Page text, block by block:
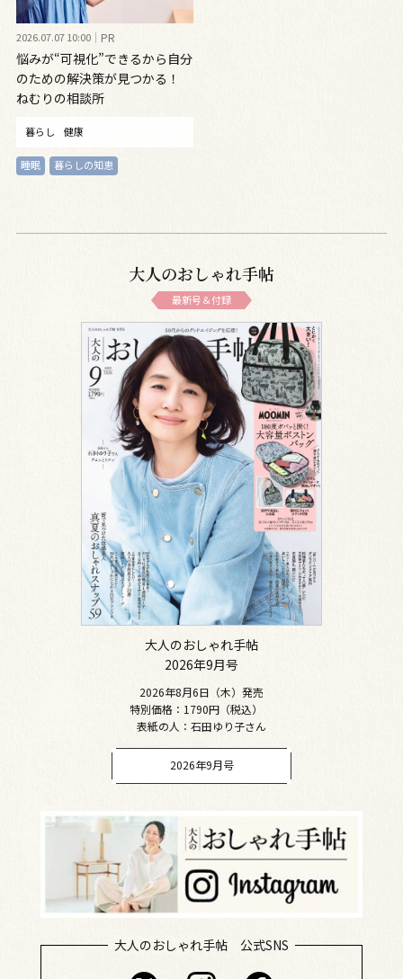
2026.07.07 10:00 PR
悩みが“可視化”できるから自分
のための解決策が見つかる！
ねむりの相談所
暮らし 健康
睡眠 暮らしの知恵
大人のおしゃれ手帖
最新号＆付録
大人のおしゃれ手帖
2026年9月号
2026年8月6日（木）発売
特別価格：1790円（税込）
表紙の人：石田ゆり子さん
2026年9月号
大人のおしゃれ手帖 公式SNS